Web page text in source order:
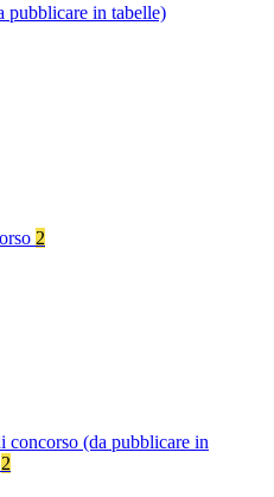
pubblicare in tabelle)
2
concorso (da pubblicare in
2